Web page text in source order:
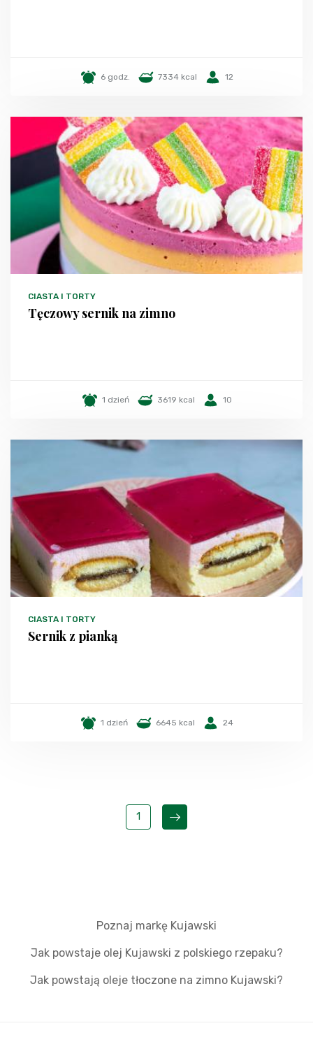
6 godz. 7334 kcal 12
CIASTA I TORTY
Tęczowy sernik na zimno
1 dzień 3619 kcal 10
CIASTA I TORTY
Sernik z pianką
1 dzień 6645 kcal 24
1
Poznaj markę Kujawski
Jak powstaje olej Kujawski z polskiego rzepaku?
Jak powstają oleje tłoczone na zimno Kujawski?